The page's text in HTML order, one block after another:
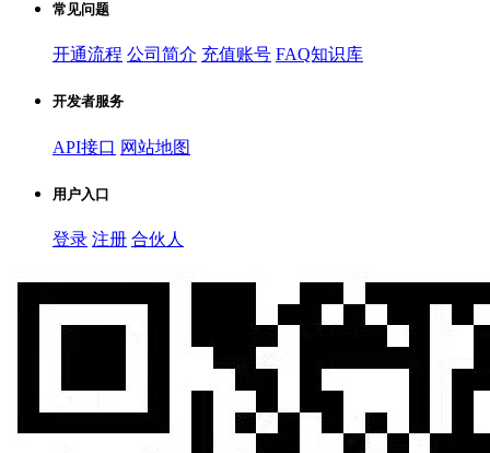
常见问题
开通流程 公司简介 充值账号 FAQ知识库
开发者服务
API接口 网站地图
用户入口
登录 注册 合伙人